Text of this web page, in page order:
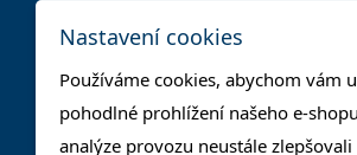
Nastavení cookies
Používáme cookies, abychom vám
pohodlné prohlížení našeho e-
analýze provozu neustále